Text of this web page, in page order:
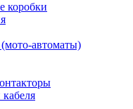
коробки
автоматы)